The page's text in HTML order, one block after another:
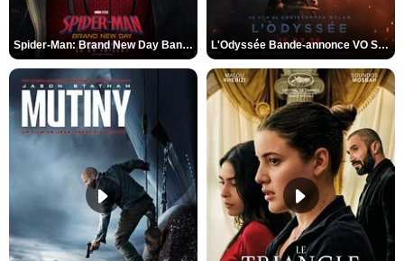
Spider-Man: Brand New Day Bande-annonce VO STFR L'Odyssée Bande-annonce VO STFR